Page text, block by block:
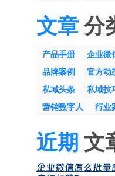
文章分
产品手册 企业微
品牌案例
官方动
私域头条
私域技
营销数字人
行业
近期 文
企业微信怎么批